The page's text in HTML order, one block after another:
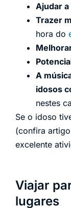
Ajudar
Trazer
hora do
A
idosos
nestes
Se o idoso
(confira
excelente
Viajar
lugares